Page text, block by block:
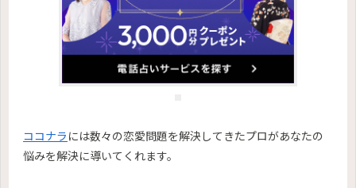
ココナラ には数々の恋愛問題を解決してきたプロがあなたの
悩みを解決に導いてくれます。